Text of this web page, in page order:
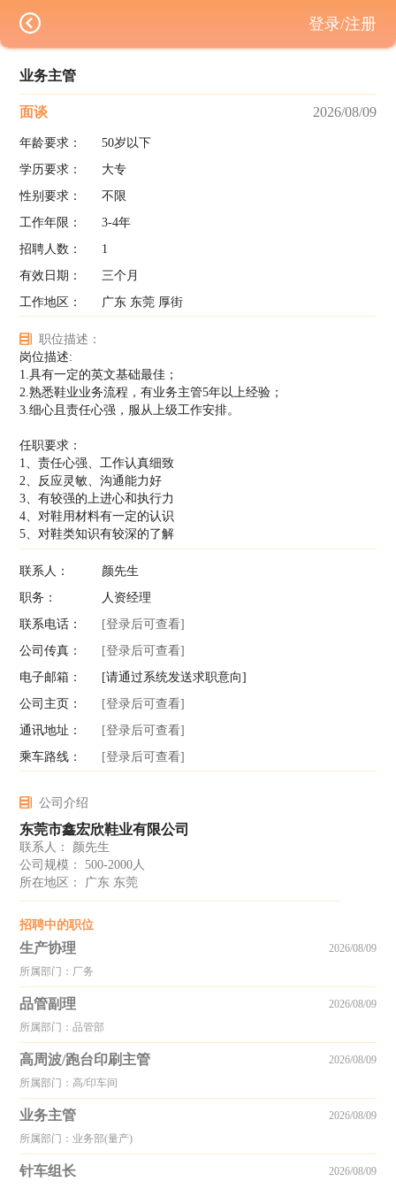
业务主管
面谈 2026/08/09
年龄要求：
50岁以下
学历要求：
大专
性别要求：
不限
工作年限：
3-4年
招聘人数：
1
有效日期：
三个月
工作地区：
广东 东莞 厚街
职位描述：
岗位描述:
1.具有一定的英文基础最佳；
2.熟悉鞋业业务流程，有业务主管5年以上经验；
3.细心且责任心强，服从上级工作安排。
任职要求：
1、责任心强、工作认真细致
2、反应灵敏、沟通能力好
3、有较强的上进心和执行力
4、对鞋用材料有一定的认识
5、对鞋类知识有较深的了解
联系人：
颜先生
职务：
人资经理
联系电话：
[登录后可查看]
公司传真：
[登录后可查看]
电子邮箱：
[请通过系统发送求职意向]
公司主页：
[登录后可查看]
通讯地址：
[登录后可查看]
乘车路线：
[登录后可查看]
公司介绍
东莞市鑫宏欣鞋业有限公司
联系人： 颜先生
公司规模： 500-2000人
所在地区： 广东 东莞
招聘中的职位
生产协理
所属部门：厂务
2026/08/09
品管副理
所属部门：品管部
2026/08/09
高周波/跑台印刷主管
所属部门：高/印车间
2026/08/09
业务主管
所属部门：业务部(量产)
2026/08/09
针车组长 2026/08/09
登录/注册